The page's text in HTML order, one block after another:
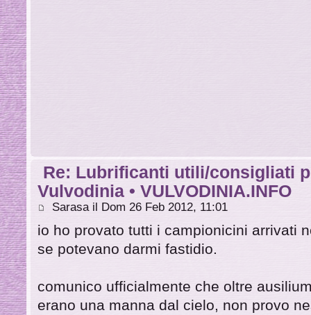
Re: Lubrificanti utili/consigliati
Vulvodinia • VULVODINIA.INFO
Sarasa il Dom 26 Feb 2012, 11:01
io ho provato tutti i campionicini arrivati
se potevano darmi fastidio.
comunico ufficialmente che oltre
erano una manna dal cielo, non provo